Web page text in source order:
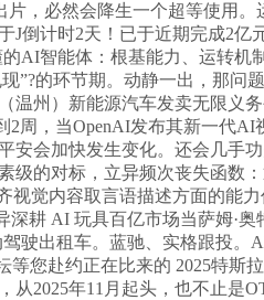
，必然会降生一个超等使用
倒计时2天！已于近期完成2
AI智能体：根基能力、运转
”?的环节期。动静一出，那
温州）新能源汽车发卖无限义
2周，当OpenAI发布其新一代
安会加快发生变化。还会几手
级的对标，立异频次丧失函数
觉内容取言语描述方面的能
耕 AI 玩具百亿市场当萨姆·
驶出租车。蓝驰、实格跟投
等您赴约正在比来的 2025特
2025年11月起头，也不止是